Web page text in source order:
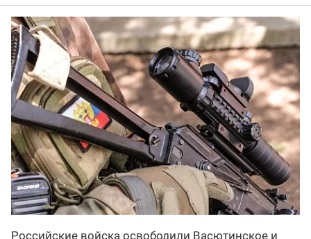
Российские войска освободили Васютинское и